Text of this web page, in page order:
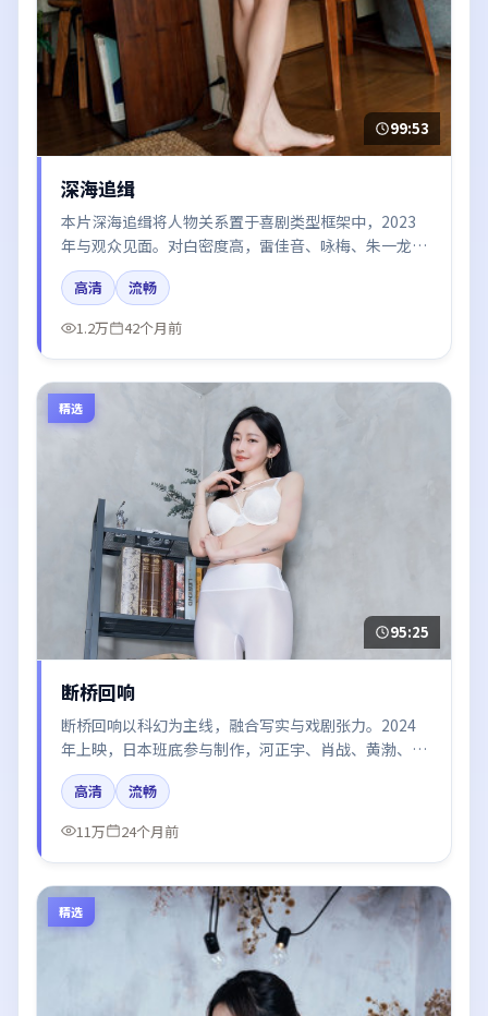
99:53
深海追缉
本片深海追缉将人物关系置于喜剧类型框架中，2023
年与观众见面。对白密度高，雷佳音、咏梅、朱一龙、
秦海璐、白宇的台词节奏值得关注；整体气质偏美国都
市与冷色调摄影。
高清
流畅
1.2万
42个月前
精选
95:25
断桥回响
断桥回响以科幻为主线，融合写实与戏剧张力。2024
年上映，日本班底参与制作，河正宇、肖战、黄渤、秦
海璐、章子怡在片中呈现细腻表演，影像风格统一，配
乐与剪辑强化了情绪曲线。
高清
流畅
11万
24个月前
精选